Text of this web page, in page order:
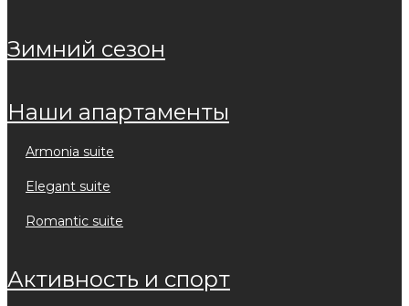
зимний сезон
наши апартаменты
armonia suite
elegant suite
romantic suite
активность и спорт